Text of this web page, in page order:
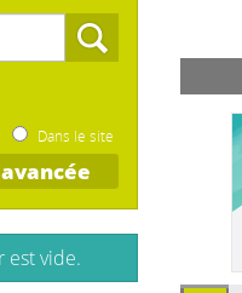
Dans le site